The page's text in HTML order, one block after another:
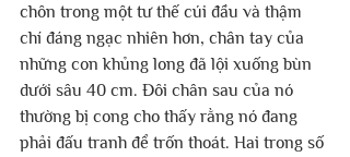
chôn trong một tư thế cúi đầu và thậm
chí đáng ngạc nhiên hơn, chân tay của
những con khủng long đã lội xuống bùn
dưới sâu 40 cm. Đôi chân sau của nó
thường bị cong cho thấy rằng nó đang
phải đấu tranh để trốn thoát. Hai trong số